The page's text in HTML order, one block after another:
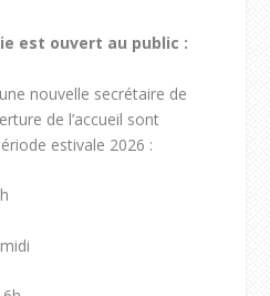
est ouvert au public :
nouvelle secrétaire de
de l’accueil sont
estivale 2026 :